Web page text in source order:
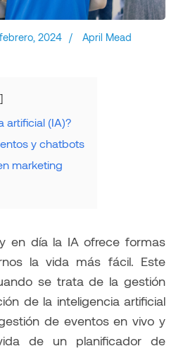
2024 / April Mead
artificial (IA)?
y chatbots
marketing
en día la IA ofrece formas
la vida más fácil. Este
se trata de la gestión
de la inteligencia artificial
de eventos en vivo y
de un planificador de